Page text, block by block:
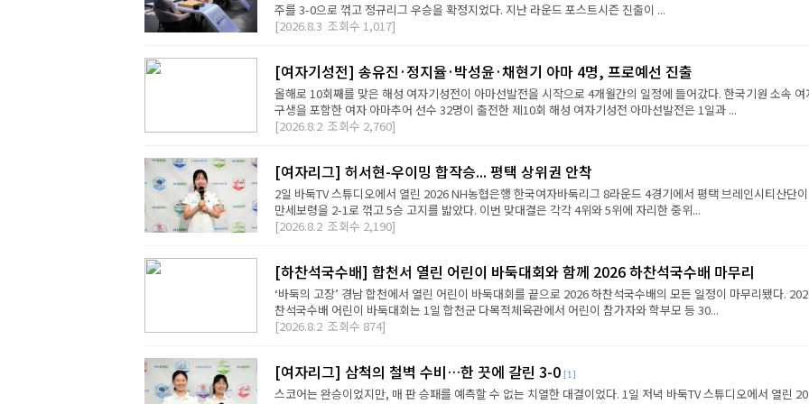
주를 3-0으로 꺾고 정규리그 우승을 확정지었다. 지난 라운드 포스트시즌 진출이 ...
[2026.8.3 조회수 1,017]
[여자기성전] 송유진·정지율·박성윤·채현기 아마 4명, 프로예선 진출
올해로 10회째를 맞은 해성 여자기성전이 아마선발전을 시작으로 4개월간의 일정에 들어갔다. 한국기원 소속 여
구생을 포함한 여자 아마추어 선수 32명이 출전한 제10회 해성 여자기성전 아마선발전은 1일과 ...
[2026.8.2 조회수 2,760]
[여자리그] 허서현-우이밍 합작승... 평택 상위권 안착
2일 바둑TV 스튜디오에서 열린 2026 NH농협은행 한국여자바둑리그 8라운드 4경기에서 평택 브레인시티산단
만세보령을 2-1로 꺾고 5승 고지를 밟았다. 이번 맞대결은 각각 4위와 5위에 자리한 중위...
[2026.8.2 조회수 2,190]
[하찬석국수배] 합천서 열린 어린이 바둑대회와 함께 2026 하찬석국수배 마무리
‘바둑의 고장’ 경남 합천에서 열린 어린이 바둑대회를 끝으로 2026 하찬석국수배의 모든 일정이 마무리됐다.
찬석국수배 어린이 바둑대회는 1일 합천군 다목적체육관에서 어린이 참가자와 학부모 등 30...
[2026.8.2 조회수 874]
[여자리그] 삼척의 철벽 수비…한 끗에 갈린 3-0 [1]
스코어는 완승이었지만, 매 판 승패를 예측할 수 없는 치열한 대결이었다. 1일 저녁 바둑TV 스튜디오에서 열린